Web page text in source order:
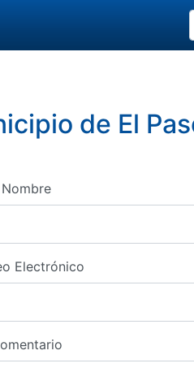
de El
Nombre
Electrónico